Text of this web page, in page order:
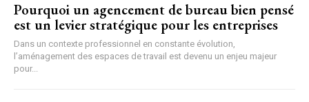
Pourquoi un agencement de bureau bien pensé
est un levier stratégique pour les entreprises
Dans un contexte professionnel en constante évolution,
l’aménagement des espaces de travail est devenu un enjeu majeur
pour...